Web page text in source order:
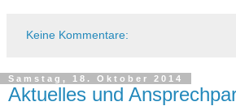
Keine Kommentare:
Samstag, 18. Oktober 2014
Aktuelles und